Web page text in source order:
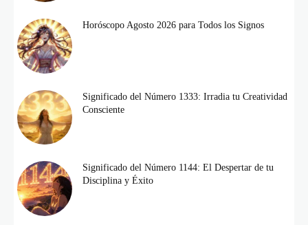
Horóscopo Agosto 2026 para Todos los Signos
Significado del Número 1333: Irradia tu Creatividad
Consciente
Significado del Número 1144: El Despertar de tu
Disciplina y Éxito